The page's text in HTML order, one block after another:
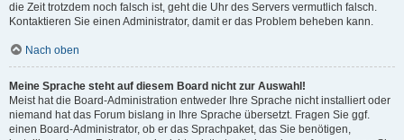
die Zeit trotzdem noch falsch ist, geht die Uhr des Servers vermutlich falsch.
Kontaktieren Sie einen Administrator, damit er das Problem beheben kann.
Nach oben
Meine Sprache steht auf diesem Board nicht zur Auswahl!
Meist hat die Board-Administration entweder Ihre Sprache nicht installiert oder
niemand hat das Forum bislang in Ihre Sprache übersetzt. Fragen Sie ggf.
einen Board-Administrator, ob er das Sprachpaket, das Sie benötigen,